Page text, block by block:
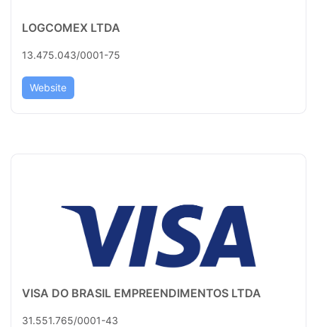
LOGCOMEX LTDA
13.475.043/0001-75
Website
VISA DO BRASIL EMPREENDIMENTOS LTDA
31.551.765/0001-43